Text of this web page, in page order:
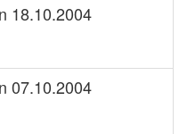
18.10.2004
07.10.2004